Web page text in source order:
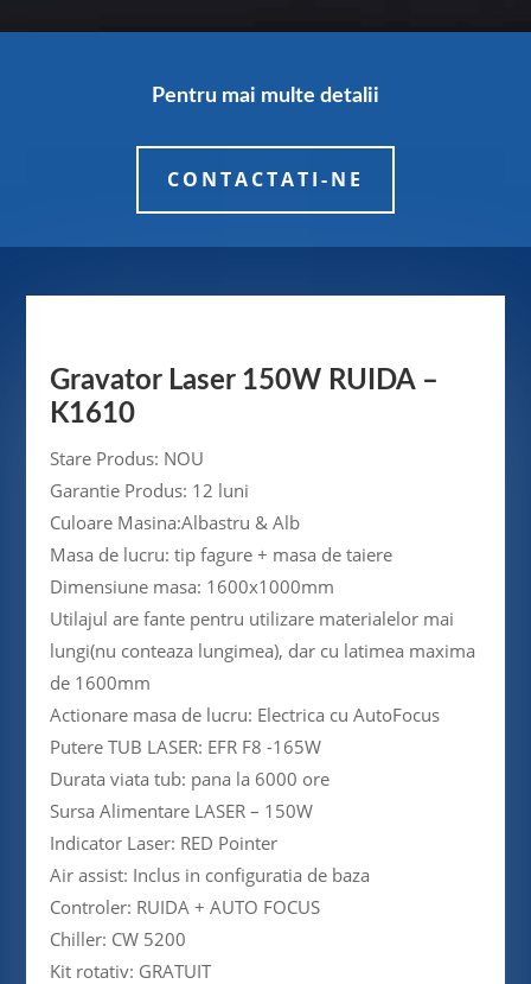
Pentru mai multe detalii
CONTACTATI-NE
Gravator Laser 150W RUIDA –
K1610
Stare Produs: NOU
Garantie Produs: 12 luni
Culoare Masina:Albastru & Alb
Masa de lucru: tip fagure + masa de taiere
Dimensiune masa: 1600x1000mm
Utilajul are fante pentru utilizare materialelor mai
lungi(nu conteaza lungimea), dar cu latimea maxima
de 1600mm
Actionare masa de lucru: Electrica cu AutoFocus
Putere TUB LASER: EFR F8 -165W
Durata viata tub: pana la 6000 ore
Sursa Alimentare LASER – 150W
Indicator Laser: RED Pointer
Air assist: Inclus in configuratia de baza
Controler: RUIDA + AUTO FOCUS
Chiller: CW 5200
Kit rotativ: GRATUIT